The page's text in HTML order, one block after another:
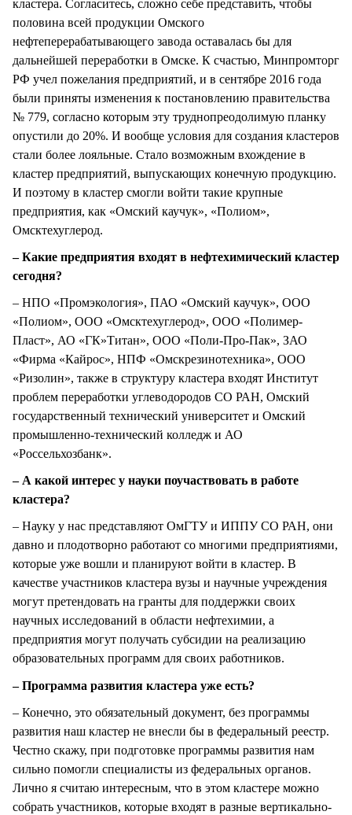
кластера. Согласитесь, сложно себе представить, чтобы
половина всей продукции Омского
нефтеперерабатывающего завода оставалась бы для
дальнейшей переработки в Омске. К счастью, Минпромторг
РФ учел пожелания предприятий, и в сентябре 2016 года
были приняты изменения к постановлению правительства
№ 779, согласно которым эту труднопреодолимую планку
опустили до 20%. И вообще условия для создания кластеров
стали более лояльные. Стало возможным вхождение в
кластер предприятий, выпускающих конечную продукцию.
И поэтому в кластер смогли войти такие крупные
предприятия, как «Омский каучук», «Полиом»,
Омсктехуглерод.
– Какие предприятия входят в нефтехимический кластер
сегодня?
– НПО «Промэкология», ПАО «Омский каучук», ООО
«Полиом», ООО «Омсктехуглерод», ООО «Полимер-
Пласт», АО «ГК»Титан», ООО «Поли-Про-Пак», ЗАО
«Фирма «Кайрос», НПФ «Омскрезинотехника», ООО
«Ризолин», также в структуру кластера входят Институт
проблем переработки углеводородов СО РАН, Омский
государственный технический университет и Омский
промышленно-технический колледж и АО
«Россельхозбанк».
– А какой интерес у науки поучаствовать в работе
кластера?
– Науку у нас представляют ОмГТУ и ИППУ СО РАН, они
давно и плодотворно работают со многими предприятиями,
которые уже вошли и планируют войти в кластер. В
качестве участников кластера вузы и научные учреждения
могут претендовать на гранты для поддержки своих
научных исследований в области нефтехимии, а
предприятия могут получать субсидии на реализацию
образовательных программ для своих работников.
– Программа развития кластера уже есть?
– Конечно, это обязательный документ, без программы
развития наш кластер не внесли бы в федеральный реестр.
Честно скажу, при подготовке программы развития нам
сильно помогли специалисты из федеральных органов.
Лично я считаю интересным, что в этом кластере можно
собрать участников, которые входят в разные вертикально-